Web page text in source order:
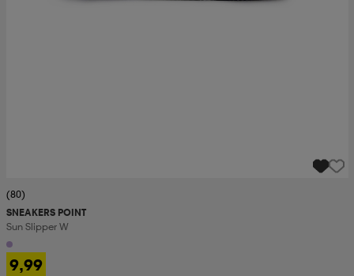
(80)
SNEAKERS POINT
Sun Slipper W
9,99